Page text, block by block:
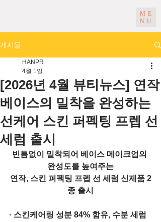
ME
NU
게시물
[2026년 4월 뷰티뉴스] 연작
베이스의 밀착을 완성하는
선케어 스킨 퍼펙팅 프렙 선
세럼 출시
HANPR
4월 1일
빈틈없이 밀착되어 베이스 메이크업의
완성도를 높여주는
연작, 스킨 퍼펙팅 프렙 선 세럼 신제품 2
종 출시
· 스킨케어링 성분 84% 함유, 수분 세럼